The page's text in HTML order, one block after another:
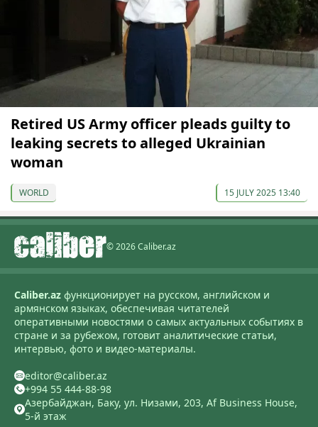
Retired US Army officer pleads guilty to
leaking secrets to alleged Ukrainian
woman
WORLD 15 JULY 2025 13:40
© 2026 Caliber.az
Caliber.az функционирует на русском, английском и
армянском языках, обеспечивая читателей
оперативными новостями о самых актуальных событиях в
стране и за рубежом, готовит аналитические статьи,
интервью, фото и видео-материалы.
editor@caliber.az
+994 55 444-88-98
Азербайджан, Баку, ул. Низами, 203, Af Business House,
5-й этаж